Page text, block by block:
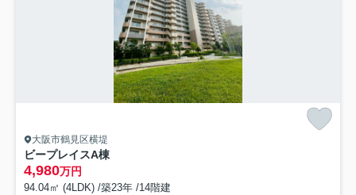
大阪市鶴見区横堤
ビープレイスA棟
4,980万円
94.04㎡ (4LDK) /築23年 /14階建